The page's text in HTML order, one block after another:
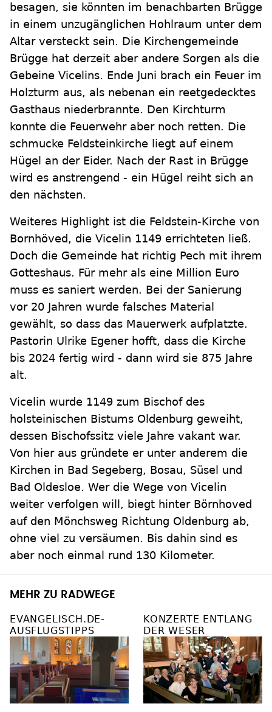
besagen, sie könnten im benachbarten Brügge
in einem unzugänglichen Hohlraum unter dem
Altar versteckt sein. Die Kirchengemeinde
Brügge hat derzeit aber andere Sorgen als die
Gebeine Vicelins. Ende Juni brach ein Feuer im
Holzturm aus, als nebenan ein reetgedecktes
Gasthaus niederbrannte. Den Kirchturm
konnte die Feuerwehr aber noch retten. Die
schmucke Feldsteinkirche liegt auf einem
Hügel an der Eider. Nach der Rast in Brügge
wird es anstrengend - ein Hügel reiht sich an
den nächsten.
Weiteres Highlight ist die Feldstein-Kirche von
Bornhöved, die Vicelin 1149 errichteten ließ.
Doch die Gemeinde hat richtig Pech mit ihrem
Gotteshaus. Für mehr als eine Million Euro
muss es saniert werden. Bei der Sanierung
vor 20 Jahren wurde falsches Material
gewählt, so dass das Mauerwerk aufplatzte.
Pastorin Ulrike Egener hofft, dass die Kirche
bis 2024 fertig wird - dann wird sie 875 Jahre
alt.
Vicelin wurde 1149 zum Bischof des
holsteinischen Bistums Oldenburg geweiht,
dessen Bischofssitz viele Jahre vakant war.
Von hier aus gründete er unter anderem die
Kirchen in Bad Segeberg, Bosau, Süsel und
Bad Oldesloe. Wer die Wege von Vicelin
weiter verfolgen will, biegt hinter Börnhoved
auf den Mönchsweg Richtung Oldenburg ab,
ohne viel zu versäumen. Bis dahin sind es
aber noch einmal rund 130 Kilometer.
MEHR ZU RADWEGE
EVANGELISCH.DE-
AUSFLUGSTIPPS
KONZERTE ENTLANG
DER WESER